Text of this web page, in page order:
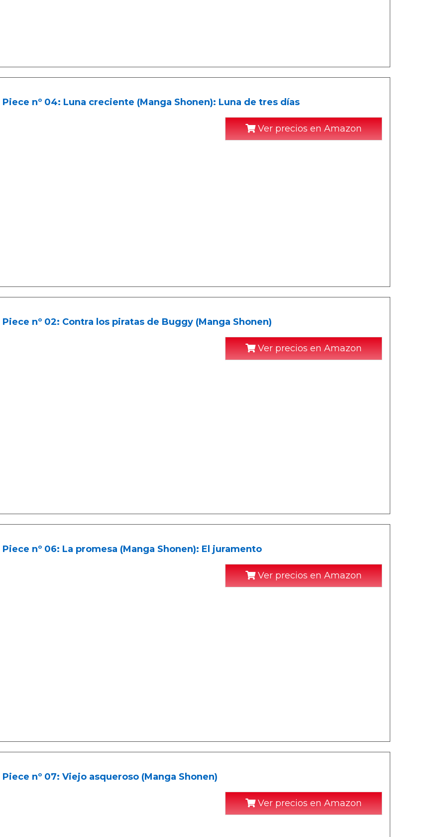
Piece nº 04: Luna creciente (Manga Shonen): Luna de tres días
Ver precios en Amazon
Piece nº 02: Contra los piratas de Buggy (Manga Shonen)
Ver precios en Amazon
Piece nº 06: La promesa (Manga Shonen): El juramento
Ver precios en Amazon
Piece nº 07: Viejo asqueroso (Manga Shonen)
Ver precios en Amazon